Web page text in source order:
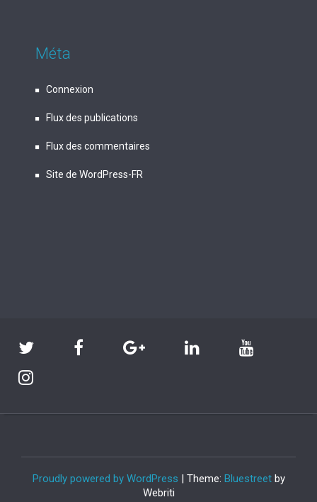
Méta
Connexion
Flux des publications
Flux des commentaires
Site de WordPress-FR
Proudly powered by WordPress | Theme: Bluestreetby
Webriti